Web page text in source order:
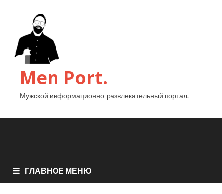
Men Port.
Мужской информационно-развлекательный портал.
ГЛАВНОЕ МЕНЮ